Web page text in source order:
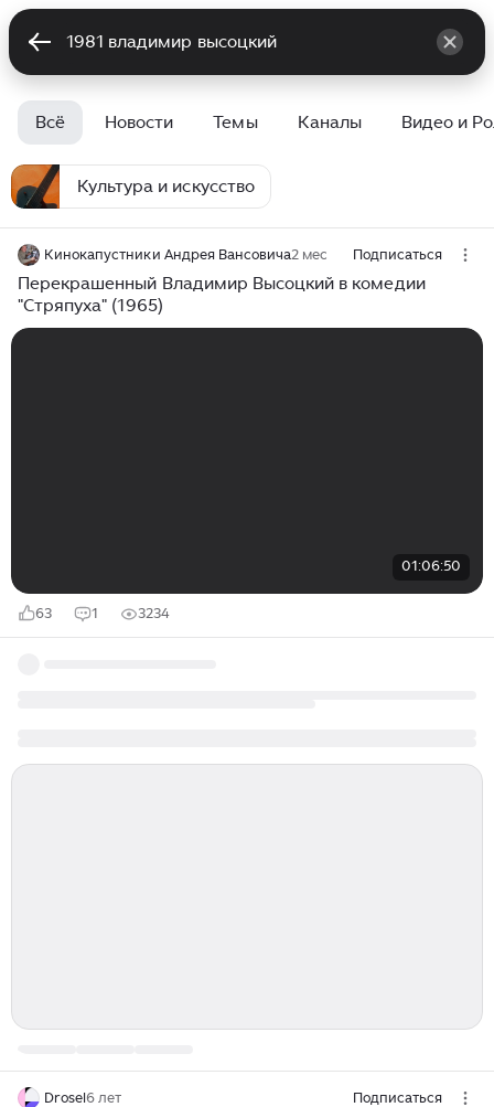
Всё Новости Темы Каналы Видео и
Культура и искусство
Кинокапустники Андрея Вансовича2 мес Подписаться
Перекрашенный Владимир Высоцкий в комедии
"Стряпуха" (1965)
01:06:50
63 1 3234
Drosel6 лет Подписаться